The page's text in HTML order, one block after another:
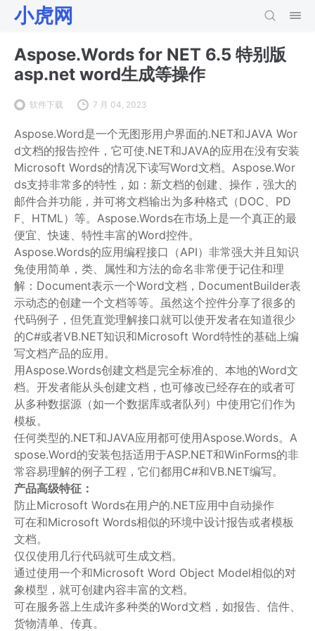
小虎网
Aspose.Words for NET 6.5 特别版
asp.net word生成等操作
软件下载 7 月 04, 2023
Aspose.Word是一个无图形用户界面的.NET和JAVA Wor
d文档的报告控件，它可使.NET和JAVA的应用在没有安装
Microsoft Words的情况下读写Word文档。Aspose.Wor
ds支持非常多的特性，如：新文档的创建、操作，强大的
邮件合并功能，并可将文档输出为多种格式（DOC、PD
F、HTML）等。Aspose.Words在市场上是一个真正的最
便宜、快速、特性丰富的Word控件。
Aspose.Words的应用编程接口（API）非常强大并且知识
兔使用简单，类、属性和方法的命名非常便于记住和理
解：Document表示一个Word文档，DocumentBuilder表
示动态的创建一个文档等等。虽然这个控件分享了很多的
代码例子，但凭直觉理解接口就可以使开发者在知道很少
的C#或者VB.NET知识和Microsoft Word特性的基础上编
写文档产品的应用。
用Aspose.Words创建文档是完全标准的、本地的Word文
档。开发者能从头创建文档，也可修改已经存在的或者可
从多种数据源（如一个数据库或者队列）中使用它们作为
模板。
任何类型的.NET和JAVA应用都可使用Aspose.Words。A
spose.Word的安装包括适用于ASP.NET和WinForms的非
常容易理解的例子工程，它们都用C#和VB.NET编写。
产品高级特征：
防止Microsoft Words在用户的.NET应用中自动操作
可在和Microsoft Words相似的环境中设计报告或者模板
文档。
仅仅使用几行代码就可生成文档。
通过使用一个和Microsoft Word Object Model相似的对
象模型，就可创建内容丰富的文档。
可在服务器上生成许多种类的Word文档，如报告、信件、
货物清单、传真。